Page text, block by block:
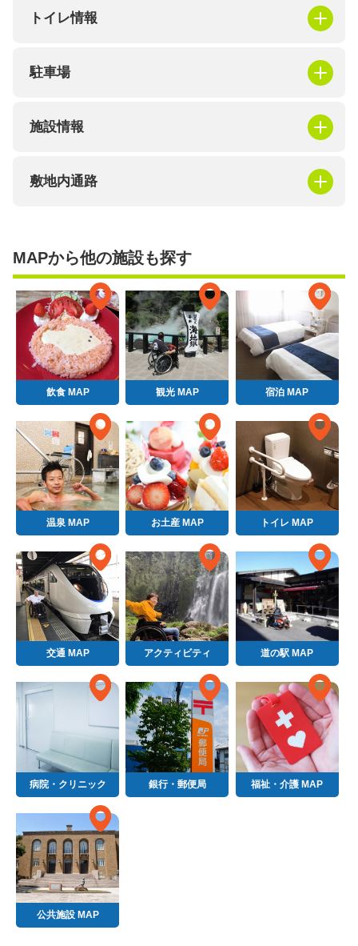
トイレ情報
駐車場
施設情報
敷地内通路
MAPから他の施設も探す
飲食 MAP 観光 MAP 宿泊 MAP
温泉 MAP お土産 MAP トイレ MAP
交通 MAP アクティビティ 道の駅 MAP
病院・クリニック 銀行・郵便局 福祉・介護 MAP
公共施設 MAP